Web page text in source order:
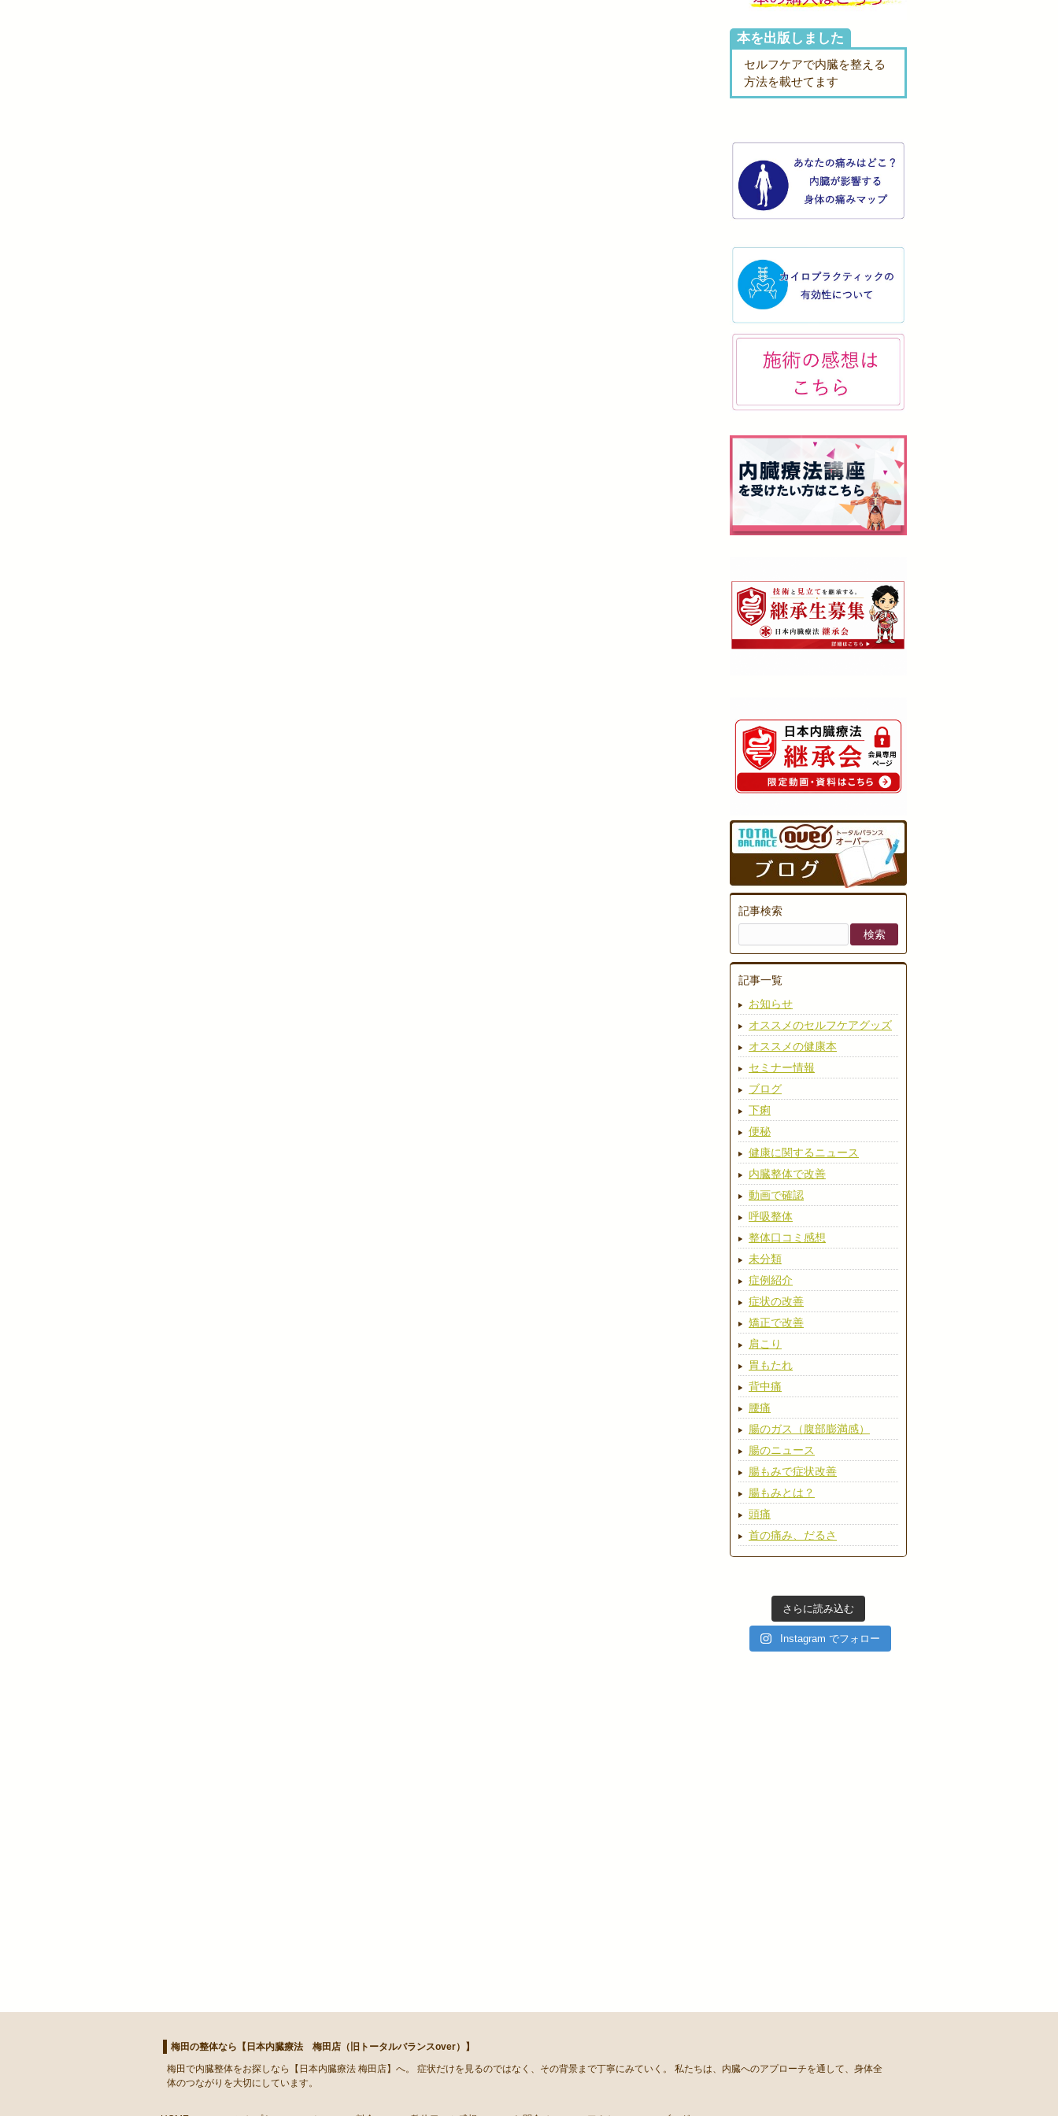
本を出版しました
セルフケアで内臓を整える
方法を載せてます
記事検索
記事一覧
お知らせ
オススメのセルフケアグッズ
オススメの健康本
セミナー情報
ブログ
下痢
便秘
健康に関するニュース
内臓整体で改善
動画で確認
呼吸整体
整体口コミ感想
未分類
症例紹介
症状の改善
矯正で改善
肩こり
胃もたれ
背中痛
腰痛
腸のガス（腹部膨満感）
腸のニュース
腸もみで症状改善
腸もみとは？
頭痛
首の痛み、だるさ
さらに読み込む
Instagram でフォロー
梅田の整体なら【日本内臓療法 梅田店（旧トータルバランスover）】
梅田で内臓整体をお探しなら【日本内臓療法 梅田店】へ。 症状だけを見るのではなく、その背景まで丁寧にみていく。 私たちは、内臓へのアプローチを通して、身体全
体のつながりを大切にしています。